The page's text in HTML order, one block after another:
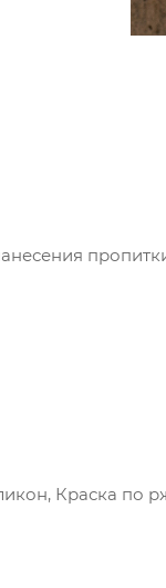
Краска по